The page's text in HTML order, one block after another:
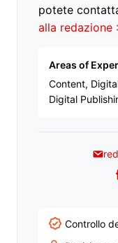
potete
alla redazione
Areas of
Content,
Digital
Controllo